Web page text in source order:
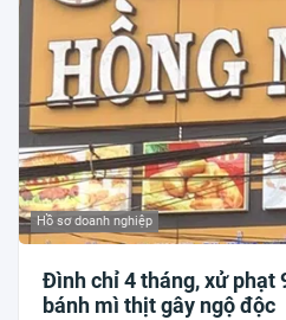
Hồ sơ doanh nghiệp
Đình chỉ 4 tháng, xử phạt
bánh mì thịt gây ngộ độc